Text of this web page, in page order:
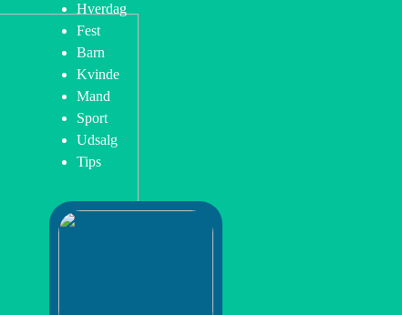
Hverdag
Fest
Barn
Kvinde
Mand
Sport
Udsalg
Tips